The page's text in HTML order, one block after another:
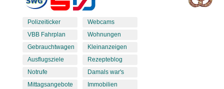
Polizeiticker
VBB Fahrplan
Gebrauchtwagen
Ausflugsziele
Notrufe
Mittagsangebote
Webcams
Wohnungen
Kleinanzeigen
Rezepteblog
Damals war's
Immobilien